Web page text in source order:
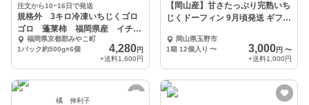
注文から10~16日で発送
規格外 3キロ冷凍いちじくゴロ
ゴロ 蓬莱柿 福岡県産 イチジ
ク ほうらい
福岡県京都郡みやこ町
1パック約500g×6個
4,280円
+送料1,600円
【岡山産】甘さたっぷり完熟いち
じくドーフィン 9月頃発送 ギフト
岡山県玉野市
1箱 12個入り 〜 3,000円 〜
+送料1,000円
橘 伸利子